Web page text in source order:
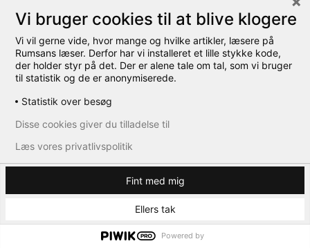
Vi bruger cookies til at blive klogere
Vi vil gerne vide, hvor mange og hvilke artikler, læsere på
Rumsans læser. Derfor har vi installeret et lille stykke kode,
der holder styr på det. Der er alene tale om tal, som vi bruger
til statistik og de er anonymiserede.
Statistik over besøg
Fint med mig
Ellers tak
Disse cookies giver du tilladelse til
Læs vores privatlivspolitik
Powered by